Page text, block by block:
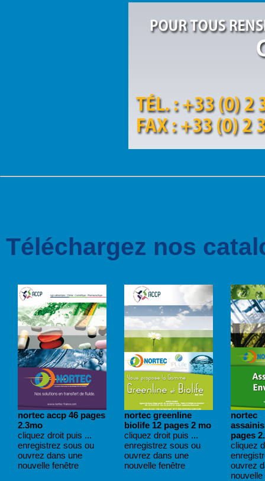
Téléchargez nos
nortec accp 46 pages
2.3mo
cliquez droit puis ...
enregistrez sous ou
ouvrez dans une
nouvelle fenêtre
nortec greenline
biolife 12 pages 2 mo
cliquez droit puis ...
enregistrez sous ou
ouvrez dans une
nouvelle fenêtre
nortec
pages
cliquez
ouvrez